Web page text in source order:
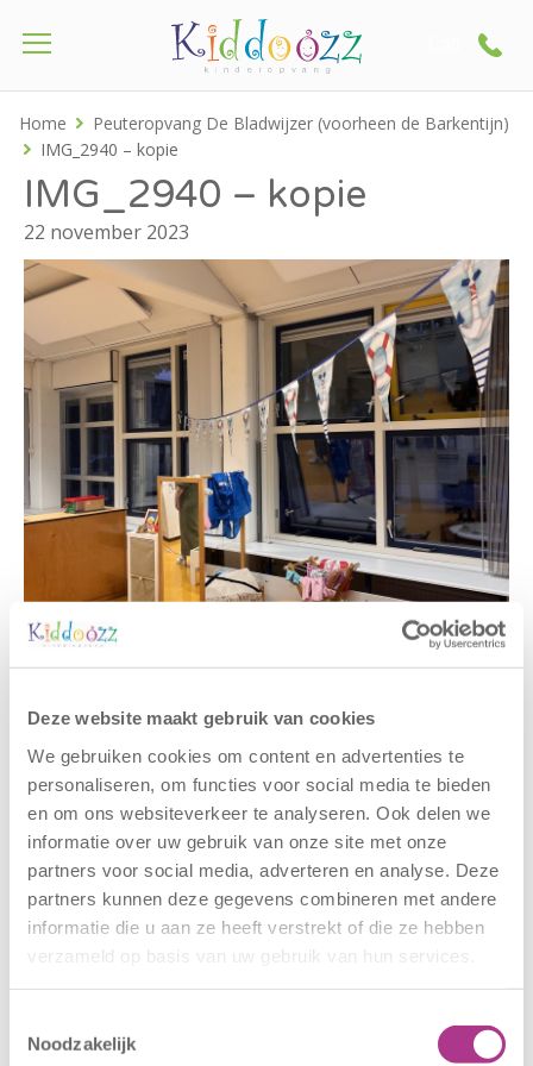
Deze website maakt gebruik van cookies
We gebruiken cookies om content en advertenties te
personaliseren, om functies voor social media te bieden
en om ons websiteverkeer te analyseren. Ook delen we
informatie over uw gebruik van onze site met onze
partners voor social media, adverteren en analyse. Deze
partners kunnen deze gegevens combineren met andere
informatie die u aan ze heeft verstrekt of die ze hebben
verzameld op basis van uw gebruik van hun services.
Noodzakelijk
Home
Peuteropvang De Bladwijzer (voorheen de Barkentijn)
IMG_2940 – kopie
IMG_2940 – kopie
22 november 2023
Gerelateerde berichten
Nieuwe locatie
Oldegaarde
Sluiting
CODE ROOD